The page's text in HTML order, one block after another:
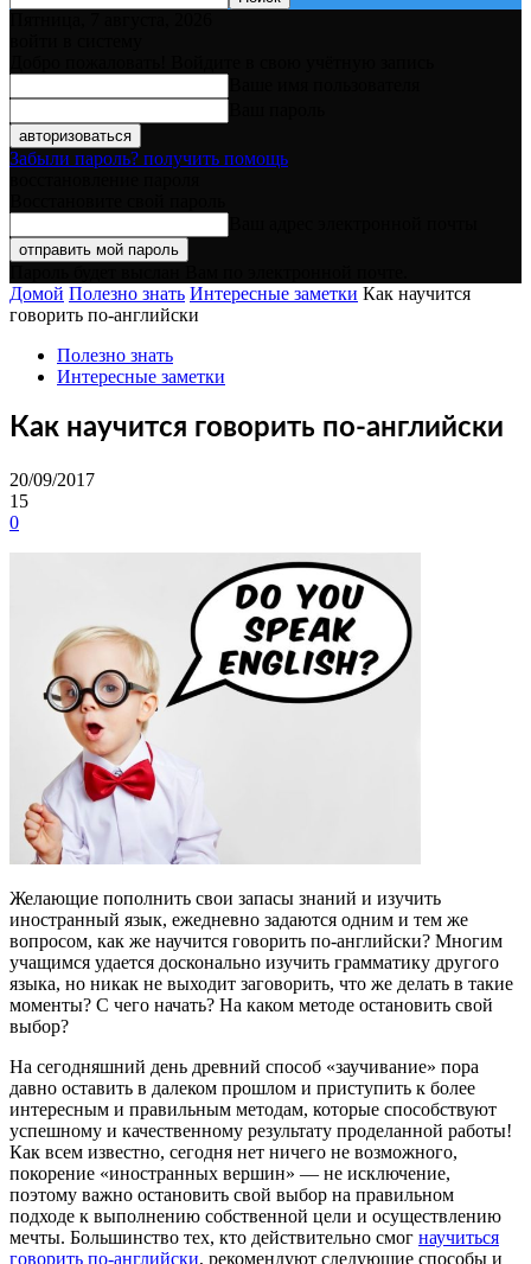
Забыли пароль? получить помощь
Домой Полезно знать Интересные заметки Как научится
говорить по-английски
Полезно знать
Интересные заметки
Как научится говорить по-английски
20/09/2017
15
0
Желающие пополнить свои запасы знаний и изучить
иностранный язык, ежедневно задаются одним и тем же
вопросом, как же научится говорить по-английски? Многим
учащимся удается досконально изучить грамматику другого
языка, но никак не выходит заговорить, что же делать в такие
моменты? С чего начать? На каком методе остановить свой
выбор?
На сегодняшний день древний способ «заучивание» пора
давно оставить в далеком прошлом и приступить к более
интересным и правильным методам, которые способствуют
успешному и качественному результату проделанной работы!
Как всем известно, сегодня нет ничего не возможного,
покорение «иностранных вершин» — не исключение,
поэтому важно остановить свой выбор на правильном
подходе к выполнению собственной цели и осуществлению
мечты. Большинство тех, кто действительно смог научиться
говорить по-английски, рекомендуют следующие способы и